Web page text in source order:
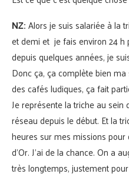
NZ:Alors je suis salariée à la
et demi et je fais environ 24 h
depuis quelques années, je
Donc ça, ça complète bien
des cafés ludiques, ça fait
Je représente la triche au sein
réseau depuis le début. Et la
heures sur mes missions pour
d’Or. J’ai de la chance. On a
très longtemps, justement